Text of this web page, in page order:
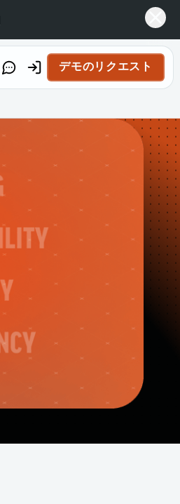
デモのリクエスト